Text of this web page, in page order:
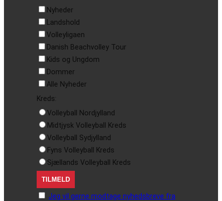
Nyheder
Landshold
Volleyligaen
Danish Beachvolley Tour
Kids og Ungdom
Dommer
Alle Nyheder
Kreds:
Volleyball Nordjylland
Midtjysk Volleyball Kreds
Volleyball Sydjylland
Fyns Volleyball Kreds
Sjællands Volleyball Kreds
Jeg vil gerne modtage nyhedsbreve fra